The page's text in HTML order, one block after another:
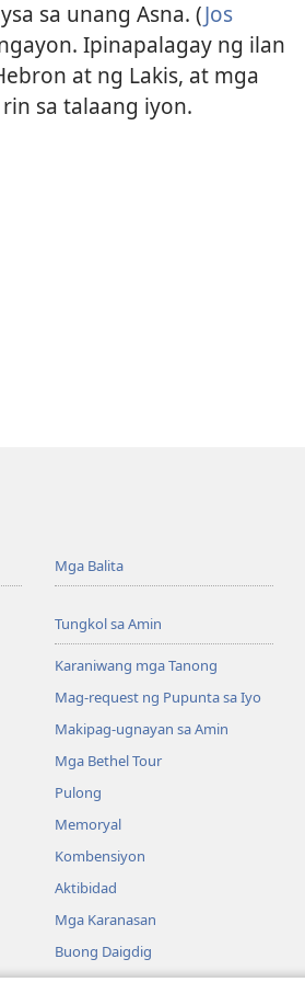
sa unang Asna. (Jos
Ipinapalagay ng ilan
at ng Lakis, at mga
sa talaang iyon.
Mga Balita
Tungkol sa Amin
Karaniwang mga Tanong
Mag-request ng Pupunta sa Iyo
Makipag-ugnayan sa Amin
Mga Bethel Tour
Pulong
Memoryal
Kombensiyon
Aktibidad
Mga Karanasan
Buong Daigdig